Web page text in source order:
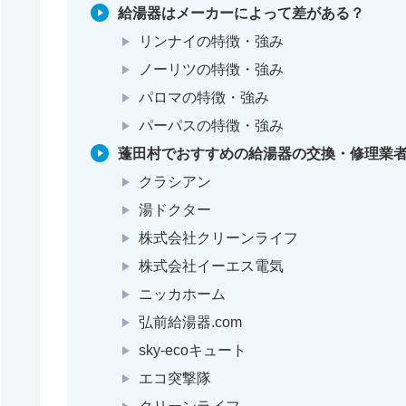
給湯器はメーカーによって差がある？
リンナイの特徴・強み
ノーリツの特徴・強み
パロマの特徴・強み
パーパスの特徴・強み
蓬田村でおすすめの給湯器の交換・修理業
クラシアン
湯ドクター
株式会社クリーンライフ
株式会社イーエス電気
ニッカホーム
弘前給湯器.com
sky-ecoキュート
エコ突撃隊